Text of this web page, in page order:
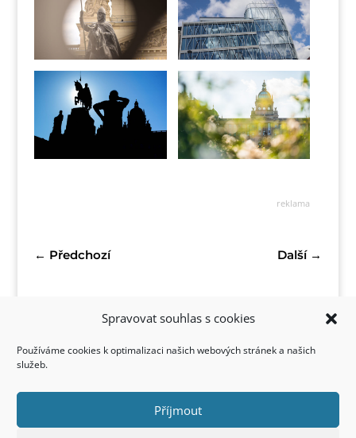
Spravovat souhlas s cookies
Používáme cookies k optimalizaci našich webových stránek a našich
služeb.
Příjmout
reklama
← Předchozí Další→
Kontakt